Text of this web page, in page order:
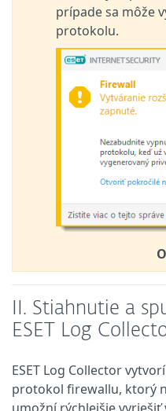
prípade sa môže
protokolu.
II. Stiahnutie a
ESET Log
ESET Log Collector
protokol firewallu, ktorý